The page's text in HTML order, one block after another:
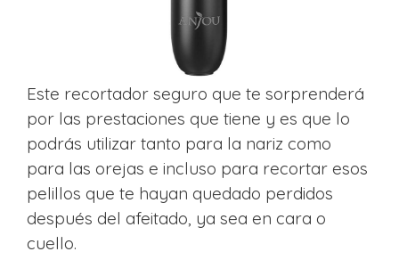
Este recortador seguro que te sorprenderá
por las prestaciones que tiene y es que lo
podrás utilizar tanto para la nariz como
para las orejas e incluso para recortar esos
pelillos que te hayan quedado perdidos
después del afeitado, ya sea en cara o
cuello.